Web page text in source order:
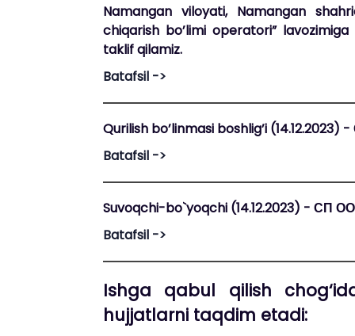
Namangan viloyati, Namangan
chiqarish bo’limi operatori”
taklif qilamiz.
Batafsil ->
Qurilish bo’linmasi boshlig’i (14.12.2023)
Batafsil ->
Suvoqchi-bo`yoqchi (14.12.2023) - СП
Batafsil ->
Ishga qabul qilish
hujjatlarni taqdim etadi: